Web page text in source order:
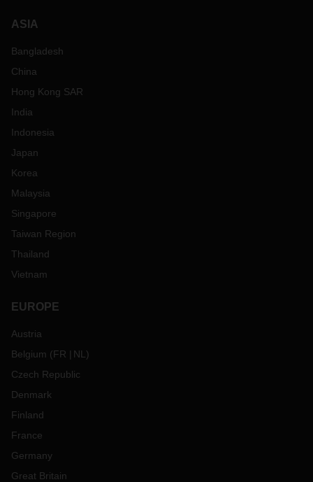
ASIA
Bangladesh
China
Hong Kong SAR
India
Indonesia
Japan
Korea
Malaysia
Singapore
Taiwan Region
Thailand
Vietnam
EUROPE
Austria
Belgium (FR NL )
Czech Republic
Denmark
Finland
France
Germany
Great Britain